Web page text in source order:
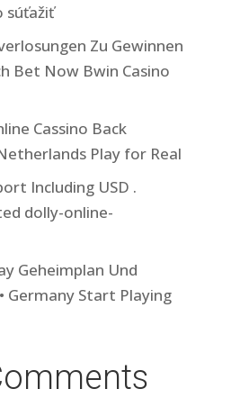
súťažiť
Zu Gewinnen
Bet Now Bwin Casino
Cassino Back
Play for Real
Including USD .
dolly-online-
Geheimplan Und
Germany Start Playing